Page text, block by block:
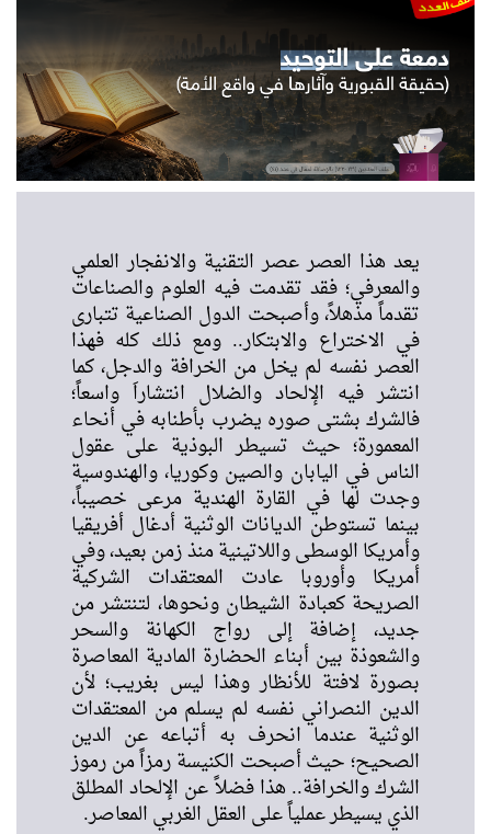
هذا العصر عصر التقنية والانفجار العلمي
فقد تقدمت فيه العلوم والصناعات
مذهلاً، وأصبحت الدول الصناعية تتبارى
الاختراع والابتكار.. ومع ذلك كله فهذا
نفسه لم يخل من الخرافة والدجل، كما
فيه الإلحاد والضلال انتشاراَ واسعاً؛
بشتى صوره يضرب بأطنابه في أنحاء
حيث تسيطر البوذية على عقول
في اليابان والصين وكوريا، والهندوسية
لها في القارة الهندية مرعى خصيباً،
تستوطن الديانات الوثنية أدغال أفريقيا
الوسطى واللاتينية منذ زمن بعيد، وفي
وأوروبا عادت المعتقدات الشركية
كعبادة الشيطان ونحوها، لتنتشر من
إضافة إلى رواج الكهانة والسحر
بين أبناء الحضارة المادية المعاصرة
لافتة للأنظار وهذا ليس بغريب؛ لأن
النصراني نفسه لم يسلم من المعتقدات
عندما انحرف به أتباعه عن الدين
حيث أصبحت الكنيسة رمزاً من رموز
والخرافة.. هذا فضلاً عن الإلحاد المطلق
يسيطر عملياً على العقل الغربي المعاصر.